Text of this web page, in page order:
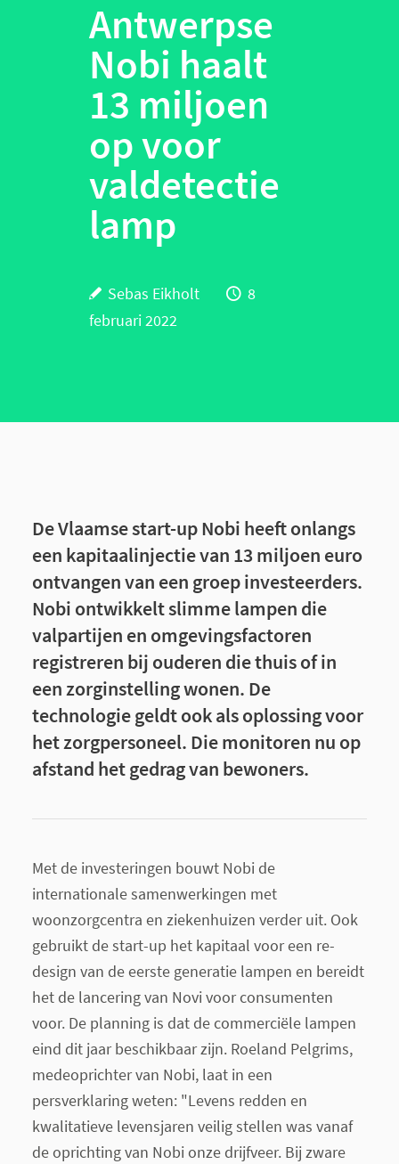
Antwerpse
Nobi haalt
13 miljoen
op voor
valdetectie
lamp
Sebas Eikholt
8
februari 2022
De Vlaamse start-up Nobi heeft onlangs
een kapitaalinjectie van 13 miljoen euro
ontvangen van een groep investeerders.
Nobi ontwikkelt slimme lampen die
valpartijen en omgevingsfactoren
registreren bij ouderen die thuis of in
een zorginstelling wonen. De
technologie geldt ook als oplossing voor
het zorgpersoneel. Die monitoren nu op
afstand het gedrag van bewoners.
Met de investeringen bouwt Nobi de
internationale samenwerkingen met
woonzorgcentra en ziekenhuizen verder uit. Ook
gebruikt de start-up het kapitaal voor een re-
design van de eerste generatie lampen en bereidt
het de lancering van Novi voor consumenten
voor. De planning is dat de commerciële lampen
eind dit jaar beschikbaar zijn. Roeland Pelgrims,
medeoprichter van Nobi, laat in een
persverklaring weten: "Levens redden en
kwalitatieve levensjaren veilig stellen was vanaf
de oprichting van Nobi onze drijfveer. Bij zware